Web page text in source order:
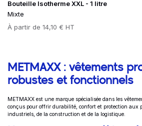
Bouteille Isotherme XXL - 1 litre
Mixte
Prix
À partir de 14,10 € HT
Informations
METMAXX : vêtements
robustes et fonctionnels
METMAXX est une marque spécialisée dans les
conçus pour offrir durabilité, confort et protection aux
industriels, de la construction et de la logistique.